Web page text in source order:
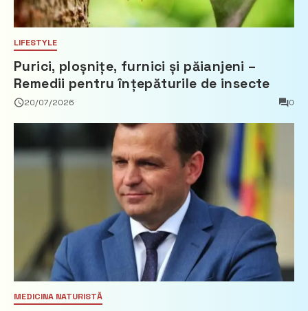
LIFESTYLE
Purici, ploșnițe, furnici și păianjeni –
Remedii pentru înțepăturile de insecte
20/07/2026 0
MEDICINA NATURISTĂ